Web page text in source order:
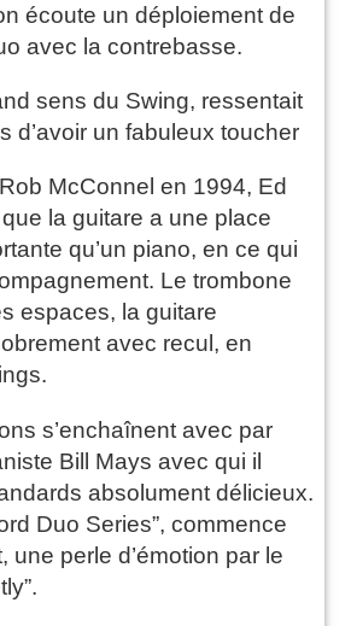
écoute un déploiement de
avec la contrebasse.
sens du Swing, ressentait
d’avoir un fabuleux toucher
McConnel en 1994, Ed
la guitare a une place
qu’un piano, en ce qui
Le trombone
espaces, la guitare
avec recul, en
s’enchaînent avec par
Bill Mays avec qui il
absolument délicieux.
Duo Series”, commence
une perle d’émotion par le